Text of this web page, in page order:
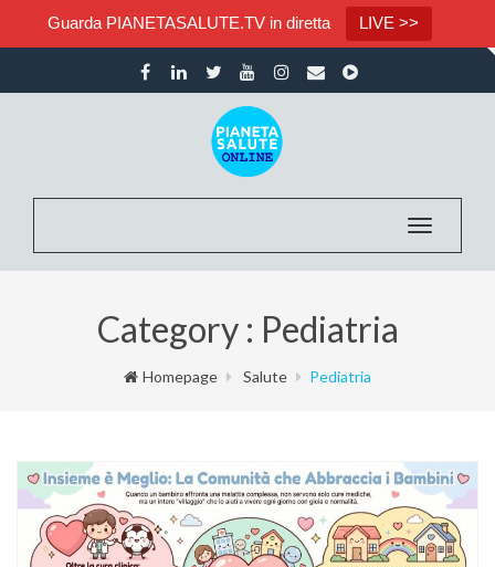
Guarda PIANETASALUTE.TV in diretta LIVE >>
Toggle
Category : Pediatria
Homepage Salute Pediatria